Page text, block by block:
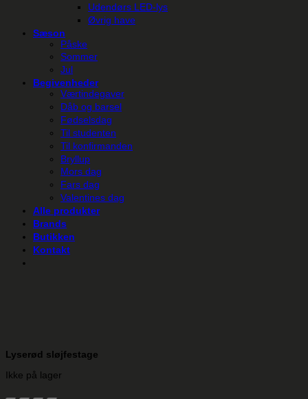
Udendørs LED-lys
Øvrig have
Sæson
Påske
Sommer
Jul
Begivenheder
Værtindegaver
Dåb og barsel
Fødselsdag
Til studenten
Til konfirmanden
Bryllup
Mors dag
Fars dag
Valentines dag
Alle produkter
Brands
Butikken
Kontakt
Lyserød sløjfestage
Ikke på lager